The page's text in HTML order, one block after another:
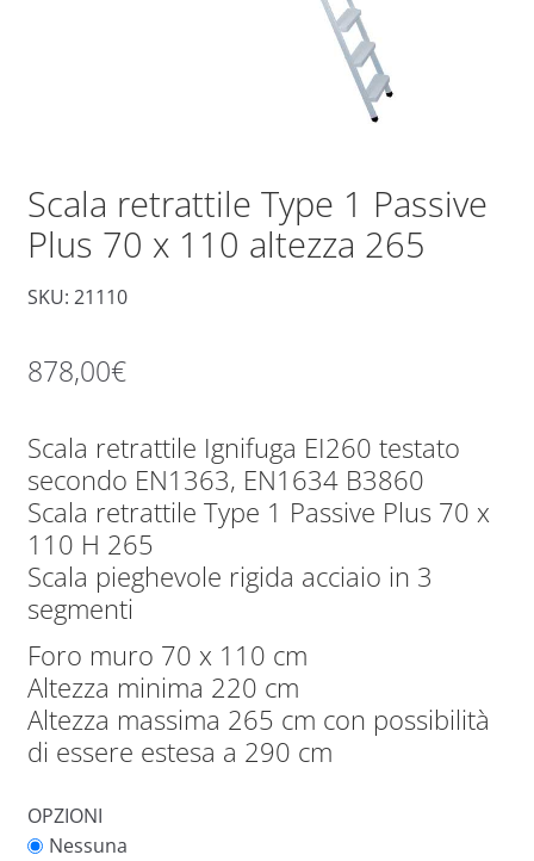
Scala retrattile Type 1 Passive
Plus 70 x 110 altezza 265
SKU: 21110
878,00€
Scala retrattile Ignifuga EI260 testato
secondo EN1363, EN1634 B3860
Scala retrattile Type 1 Passive Plus 70 x
110 H 265
Scala pieghevole rigida acciaio in 3
segmenti
Foro muro 70 x 110 cm
Altezza minima 220 cm
Altezza massima 265 cm con possibilità
di essere estesa a 290 cm
OPZIONI
Nessuna